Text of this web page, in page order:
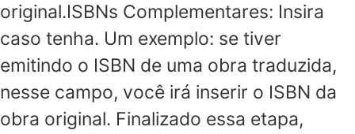
original.ISBNs Complementares: Insira
caso tenha. Um exemplo: se tiver
emitindo o ISBN de uma obra traduzida,
nesse campo, você irá inserir o ISBN da
obra original. Finalizado essa etapa,